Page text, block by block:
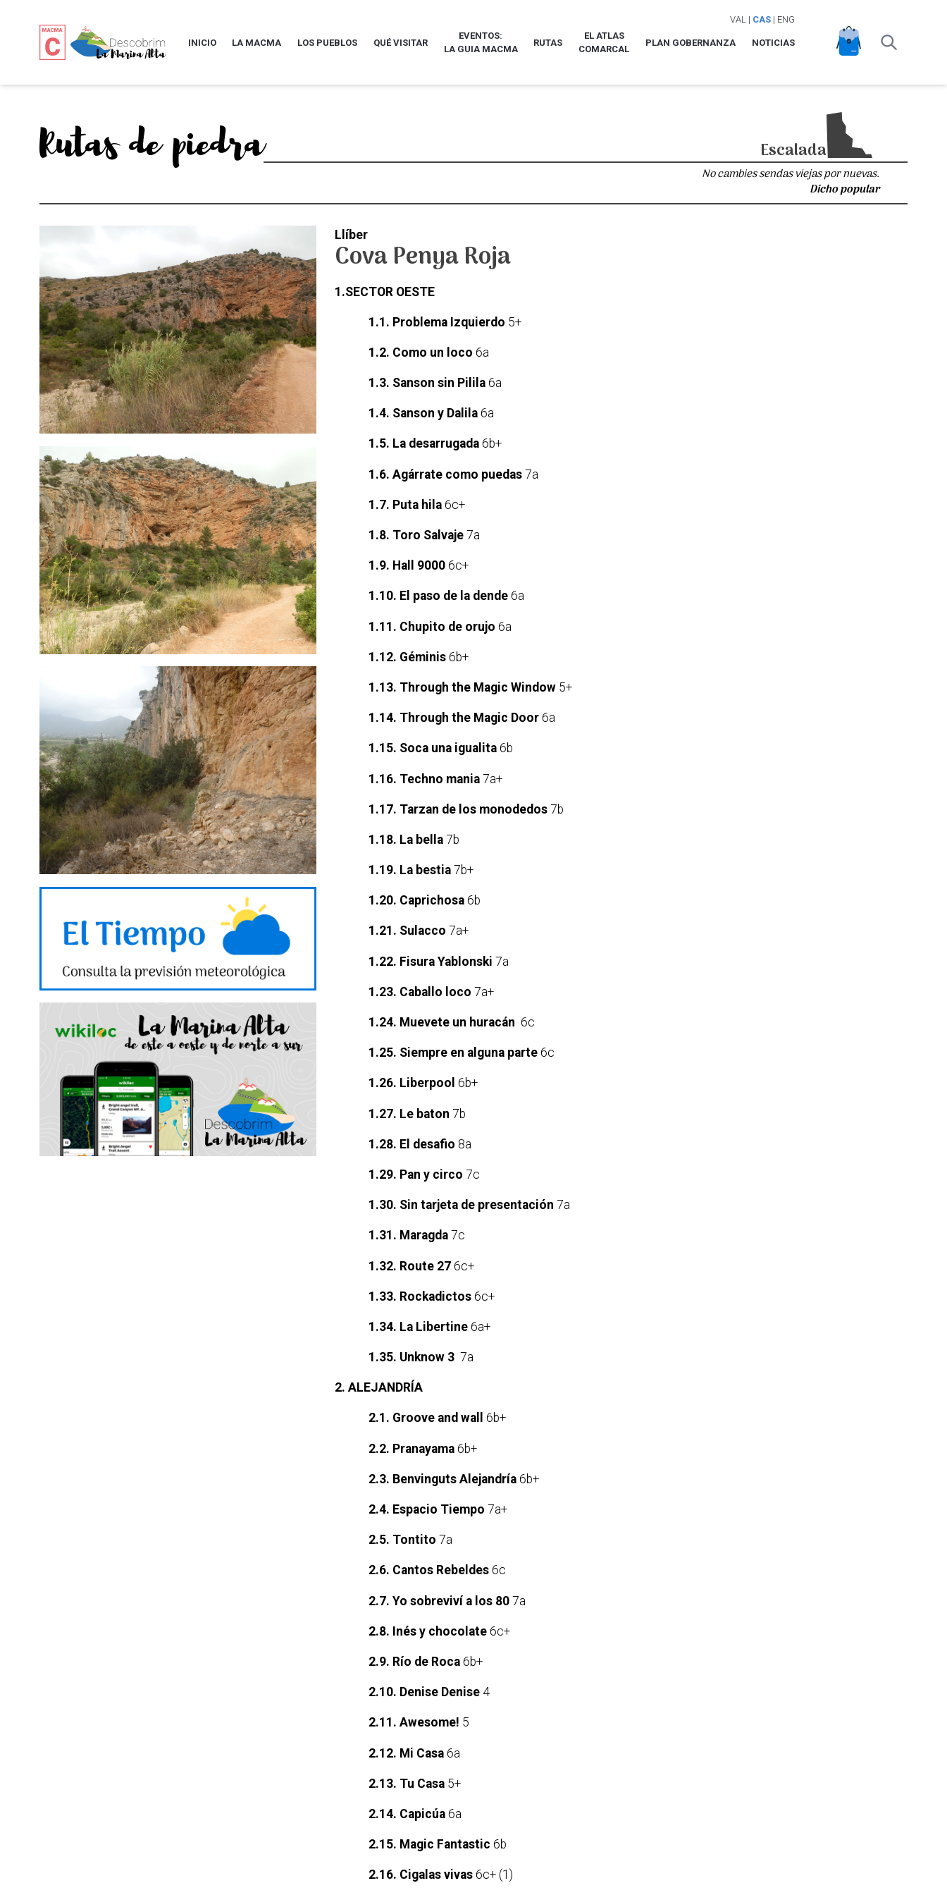
VAL | CAS| ENG
INICIO LA MACMA LOS PUEBLOS QUÉ VISITAR
EVENTOS:
LA GUIA MACMA
RUTAS
EL ATLAS
COMARCAL
PLAN GOBERNANZA NOTICIAS
Rutas de piedra Escalada
No cambies sendas viejas por nuevas.
Dicho popular
Llíber
Cova Penya Roja
1.SECTOR OESTE
1.1. Problema Izquierdo 5+
1.2. Como un loco 6a
1.3. Sanson sin Pilila 6a
1.4. Sanson y Dalila 6a
1.5. La desarrugada 6b+
1.6. Agárrate como puedas7a
1.7. Puta hila 6c+
1.8. Toro Salvaje7a
1.9. Hall 9000 6c+
1.10. El paso de la dende 6a
1.11. Chupito de orujo 6a
1.12. Géminis 6b+
1.13. Through the Magic Window 5+
1.14. Through the Magic Door 6a
1.15. Soca una igualita 6b
1.16. Techno mania7a+
1.17. Tarzan de los monodedos7b
1.18. La bella7b
1.19. La bestia7b+
1.20. Caprichosa 6b
1.21. Sulacco7a+
1.22. Fisura Yablonski7a
1.23. Caballo loco7a+
1.24. Muevete un huracán 6c
1.25. Siempre en alguna parte 6c
1.26. Liberpool 6b+
1.27. Le baton7b
1.28. El desafio 8a
1.29. Pan y circo7c
1.30. Sin tarjeta de presentación7a
1.31. Maragda7c
1.32. Route 27 6c+
1.33. Rockadictos 6c+
1.34. La Libertine 6a+
1.35. Unknow 37a
2. ALEJANDRÍA
2.1. Groove and wall 6b+
2.2. Pranayama 6b+
2.3. Benvinguts Alejandría 6b+
2.4. Espacio Tiempo 7a+
2.5. Tontito 7a
2.6. Cantos Rebeldes 6c
2.7. Yo sobreviví a los 80 7a
2.8. Inés y chocolate 6c+
2.9. Río de Roca 6b+
2.10. Denise Denise 4
2.11. Awesome! 5
2.12. Mi Casa 6a
2.13. Tu Casa 5+
2.14. Capicúa 6a
2.15. Magic Fantastic 6b
2.16. Cigalas vivas 6c+ (1)